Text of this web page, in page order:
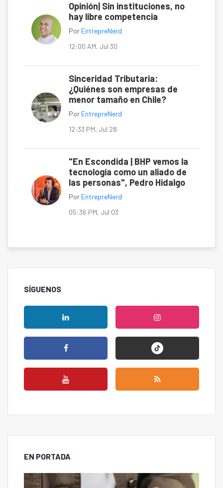
Opinión| Sin instituciones, no
hay libre competencia
Por EntrepreNerd
12:00 AM, Jul 30
Sinceridad Tributaria:
¿Quiénes son empresas de
menor tamaño en Chile?
Por EntrepreNerd
12:33 PM, Jul 28
"En Escondida | BHP vemos la
tecnología como un aliado de
las personas", Pedro Hidalgo
Por EntrepreNerd
05:36 PM, Jul 03
SÍGUENOS
EN PORTADA